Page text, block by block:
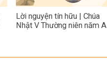
Lời nguyện tín hữu | Chúa
Nhật V Thường niên năm A